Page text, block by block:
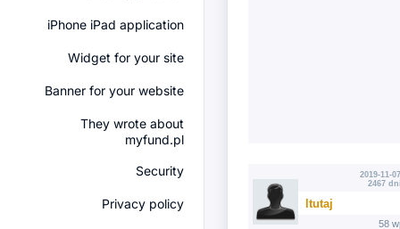
iPhone iPad application
Widget for your site
Banner for your website
They wrote about
myfund.pl
Security
Privacy policy
2019-11-
2467
ltutaj
58